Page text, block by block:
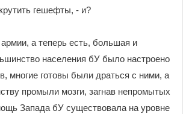
гешефты, - и?
а теперь есть, большая и
населения бУ было настроено
многие готовы были драться с ними, а
промыли мозги, загнав непромытых
Запада бУ существовала на уровне